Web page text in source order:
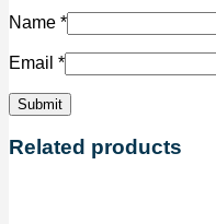
Name *
Email *
Related products